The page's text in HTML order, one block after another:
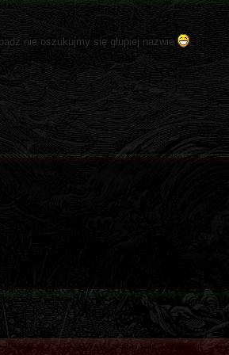
nie oszukujmy się głupiej nazwie